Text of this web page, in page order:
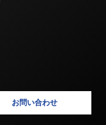
お問い合わせ